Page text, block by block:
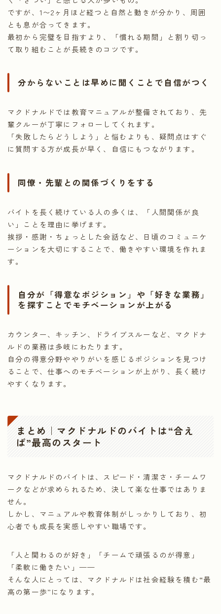
ですが、1〜2ヶ月ほど経つと自然と動きが分かり、周囲
とも息が合ってきます。
最初から完璧を目指すより、「慣れる期間」と割り切っ
て取り組むことが長続きのコツです。
分からないことは早めに聞くことで自信がつく
マクドナルドでは教育マニュアルが整備されており、先
輩クルーが丁寧にフォローしてくれます。
「失敗したらどうしよう」と悩むよりも、疑問点はすぐ
に質問する方が成長が早く、自信にもつながります。
同僚・先輩との関係づくりをする
バイトを長く続けている人の多くは、「人間関係が良
い」ことを理由に挙げます。
挨拶・感謝・ちょっとした会話など、日頃のコミュニケ
ーションを大切にすることで、働きやすい環境を作れま
す。
自分が「得意なポジション」や「好きな業務」
を探すことでモチベーションが上がる
カウンター、キッチン、ドライブスルーなど、マクドナ
ルドの業務は多岐にわたります。
自分の得意分野ややりがいを感じるポジションを見つけ
ることで、仕事へのモチベーションが上がり、長く続け
やすくなります。
まとめ｜マクドナルドのバイトは“合え
ば”最高のスタート
マクドナルドのバイトは、スピード・清潔さ・チームワ
ークなどが求められるため、決して楽な仕事ではありま
せん。
しかし、マニュアルや教育体制がしっかりしており、初
心者でも成長を実感しやすい職場です。
「人と関わるのが好き」「チームで頑張るのが得意」
「柔軟に働きたい」——
そんな人にとっては、マクドナルドは社会経験を積む“最
高の第一歩”になります。